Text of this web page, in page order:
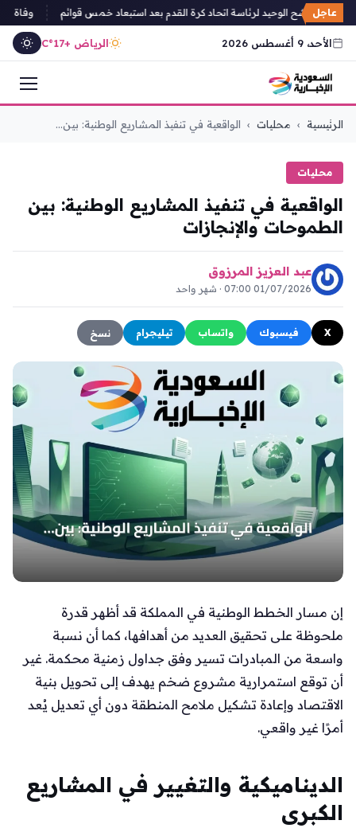
عاجل
المرشح الوحيد لرئاسة اتحاد كرة القدم بعد استبعاد خمس قوائم وفاة والد
الأحد، 9 أغسطس 2026 الرياض +17°C
التجاوز
الرئيسية › محليات › الواقعية في تنفيذ المشاريع الوطنية: بين...
محليات
الواقعية في تنفيذ المشاريع الوطنية: بين
الطموحات والإنجازات
عبد العزيز المرزوق
01/07/2026 07:00 · شهر واحد
X فيسبوك واتساب تيليجرام نسخ
إن مسار الخطط الوطنية في المملكة قد أظهر قدرة
ملحوظة على تحقيق العديد من أهدافها، كما أن نسبة
واسعة من المبادرات تسير وفق جداول زمنية محكمة. غير
أن توقع استمرارية مشروع ضخم يهدف إلى تحويل بنية
الاقتصاد وإعادة تشكيل ملامح المنطقة دون أي تعديل يُعد
أمرًا غير واقعي.
الديناميكية والتغيير في المشاريع
الكبرى